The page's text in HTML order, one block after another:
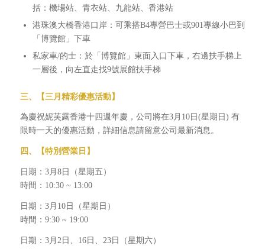
括：機場站、青衣站、九龍站、香港站
港珠澳大橋香港口岸：可乘搭B4專營巴士或901專線小巴到
「博覽館」下車
私家車/的士：於「博覽館」東面入口下車，右邊扶手梯上
一層後，向左直走找9號展館扶手梯
三、 【三月精彩優惠活動】
為慶祝妮芙露香港十四週年慶，公司將在3月10日(星期日) 有
限時一天的優惠活動，詳細信息請留意公司最新消息。
四 、 【特別營業日】
日期：3月8日（星期五）
時間：10:30 ~ 13:00
日期：3月10日（星期日）
時間：9:30 ~ 19:00
日期：3月2日、16日、23日（星期六）